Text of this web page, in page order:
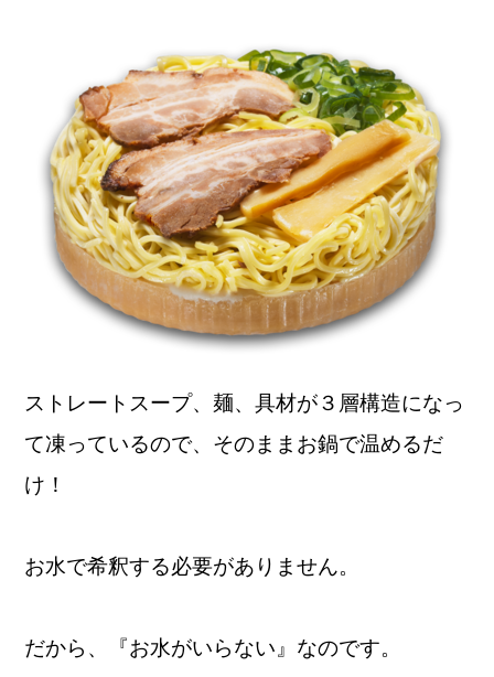
ストレートスープ、麺、具材が３層構造になっ
て凍っているので、そのままお鍋で温めるだ
け！
お水で希釈する必要がありません。
だから、 『お水がいらない』 なのです。